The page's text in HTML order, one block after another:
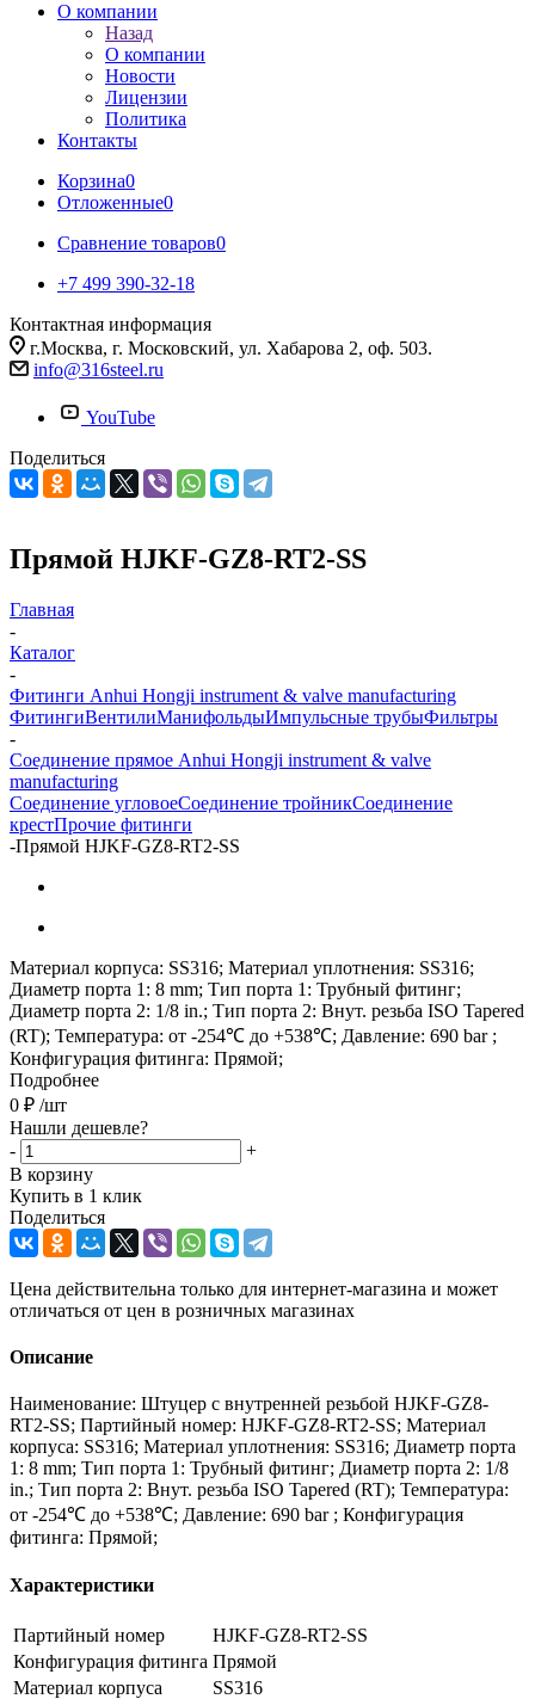
О компании
Назад
О компании
Новости
Лицензии
Политика
Контакты
Корзина0
Отложенные0
Сравнение товаров0
+7 499 390-32-18
Контактная информация
г.Москва, г. Московский, ул. Хабарова 2, оф. 503.
info@316steel.ru
YouTube
Поделиться
Прямой HJKF-GZ8-RT2-SS
Главная
-
Каталог
-
Фитинги Anhui Hongji instrument & valve manufacturing
ФитингиВентилиМанифольдыИмпульсные трубыФильтры
-
Соединение прямое Anhui Hongji instrument & valve
manufacturing
Соединение угловоеСоединение тройникСоединение
крестПрочие фитинги
-Прямой HJKF-GZ8-RT2-SS
Материал корпуса: SS316; Материал уплотнения: SS316;
Диаметр порта 1: 8 mm; Тип порта 1: Трубный фитинг;
Диаметр порта 2: 1/8 in.; Тип порта 2: Внут. резьба ISO Tapered
(RT); Температура: от -254℃ до +538℃; Давление: 690 bar ;
Конфигурация фитинга: Прямой;
Подробнее
0 ₽ /шт
Нашли дешевле?
-
+
В корзину
Купить в 1 клик
Поделиться
Цена действительна только для интернет-магазина и может
отличаться от цен в розничных магазинах
Описание
Наименование: Штуцер с внутренней резьбой HJKF-GZ8-
RT2-SS; Партийный номер: HJKF-GZ8-RT2-SS; Материал
корпуса: SS316; Материал уплотнения: SS316; Диаметр порта
1: 8 mm; Тип порта 1: Трубный фитинг; Диаметр порта 2: 1/8
in.; Тип порта 2: Внут. резьба ISO Tapered (RT); Температура:
от -254℃ до +538℃; Давление: 690 bar ; Конфигурация
фитинга: Прямой;
Характеристики
Партийный номер
HJKF-GZ8-RT2-SS
Конфигурация фитинга Прямой
Материал корпуса
SS316